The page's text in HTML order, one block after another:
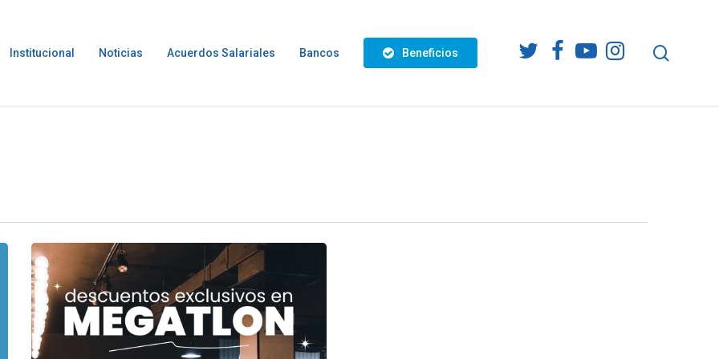
Institucional Noticias Acuerdos Salariales Bancos Beneficios
twitter facebookyoutubeinstagram